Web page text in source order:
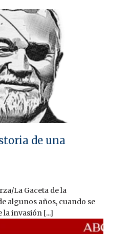
de una
La Gaceta de la
algunos años, cuando se
la invasión [...]